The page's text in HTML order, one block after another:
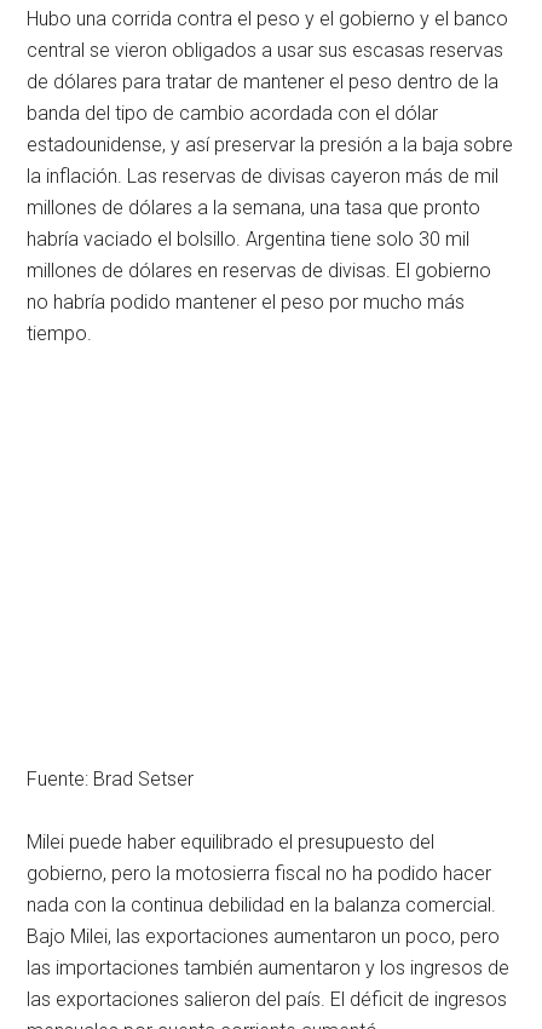
Hubo una corrida contra el peso y el gobierno y el banco
central se vieron obligados a usar sus escasas reservas
de dólares para tratar de mantener el peso dentro de la
banda del tipo de cambio acordada con el dólar
estadounidense, y así preservar la presión a la baja sobre
la inflación. Las reservas de divisas cayeron más de mil
millones de dólares a la semana, una tasa que pronto
habría vaciado el bolsillo. Argentina tiene solo 30 mil
millones de dólares en reservas de divisas. El gobierno
no habría podido mantener el peso por mucho más
tiempo.
Fuente: Brad Setser
Milei puede haber equilibrado el presupuesto del
gobierno, pero la motosierra fiscal no ha podido hacer
nada con la continua debilidad en la balanza comercial.
Bajo Milei, las exportaciones aumentaron un poco, pero
las importaciones también aumentaron y los ingresos de
las exportaciones salieron del país. El déficit de ingresos